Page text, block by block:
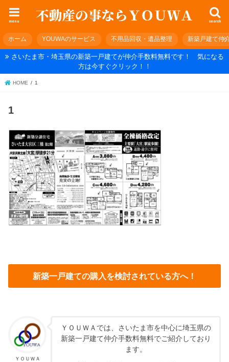
search
menu
ホーム YOUWAのサービス 不用品回収・遺品整理 新築戸建て仲
さいたま市・埼玉県の新築一戸建てが仲介手数料無料です！ 気になる
方は今すぐクリック！！
HOME 1
1
新築一戸建ての購入を検討されている方へ！
ＹＯＵＷＡ
ＹＯＵＷＡでは、さいたま市を中心に埼玉県の
新築一戸建て仲介手数料無料でご紹介しており
ます。